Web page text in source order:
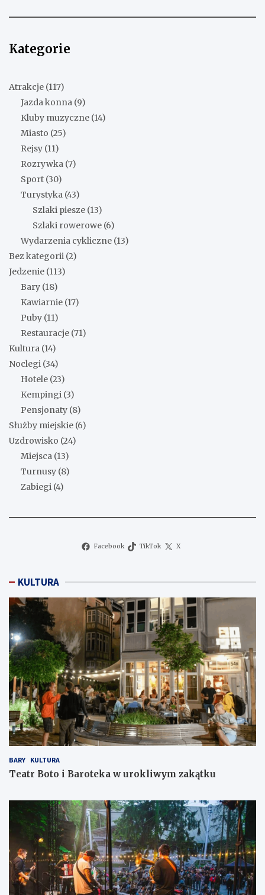
Kategorie
Atrakcje (117)
Jazda konna (9)
Kluby muzyczne (14)
Miasto (25)
Rejsy (11)
Rozrywka (7)
Sport (30)
Turystyka (43)
Szlaki piesze (13)
Szlaki rowerowe (6)
Wydarzenia cykliczne (13)
Bez kategorii (2)
Jedzenie (113)
Bary (18)
Kawiarnie (17)
Puby (11)
Restauracje (71)
Kultura (14)
Noclegi (34)
Hotele (23)
Kempingi (3)
Pensjonaty (8)
Służby miejskie (6)
Uzdrowisko (24)
Miejsca (13)
Turnusy (8)
Zabiegi (4)
Facebook TikTok X
KULTURA
BARY KULTURA
Teatr Boto i Baroteka w urokliwym zakątku